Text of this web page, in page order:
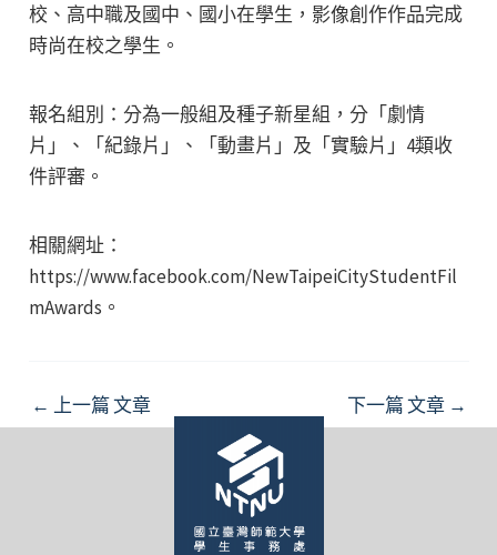
校、高中職及國中、國小在學生，影像創作作品完成
時尚在校之學生。
報名組別：分為一般組及種子新星組，分「劇情
片」、「紀錄片」、「動畫片」及「實驗片」4類收
件評審。
相關網址：
https://www.facebook.com/NewTaipeiCityStudentFil
mAwards。
Post
navigation
← 上一篇 文章 下一篇 文章 →